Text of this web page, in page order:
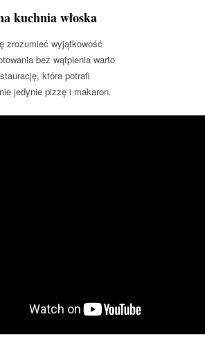
kuchnia włoska
zrozumieć wyjątkowość
bez wątpienia warto
która potrafi
jedynie pizzę i makaron.